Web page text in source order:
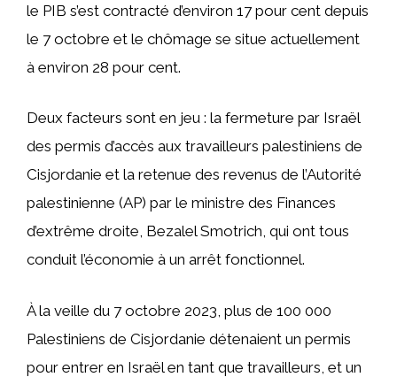
le PIB s’est contracté d’environ 17 pour cent depuis
le 7 octobre et le chômage se situe actuellement
à environ 28 pour cent.
Deux facteurs sont en jeu : la fermeture par Israël
des permis d’accès aux travailleurs palestiniens de
Cisjordanie et la retenue des revenus de l’Autorité
palestinienne (AP) par le ministre des Finances
d’extrême droite, Bezalel Smotrich, qui ont tous
conduit l’économie à un arrêt fonctionnel.
À la veille du 7 octobre 2023, plus de 100 000
Palestiniens de Cisjordanie détenaient un permis
pour entrer en Israël en tant que travailleurs, et un